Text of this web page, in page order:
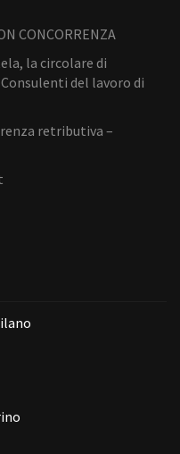
CONCORRENZA
la circolare di
del lavoro di
retributiva –